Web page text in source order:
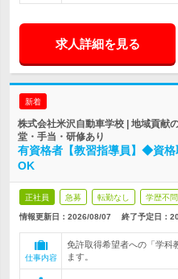
求人詳細を見る
新着
株式会社米沢自動車学校 | 地域貢献
堂・手当・研修あり
有資格者【教習指導員】◆資
OK
正社員 急募 転勤なし 学歴不問
情報更新日：2026/08/07 終了予定日：
仕事内容
免許取得希望者への「学科
ます。